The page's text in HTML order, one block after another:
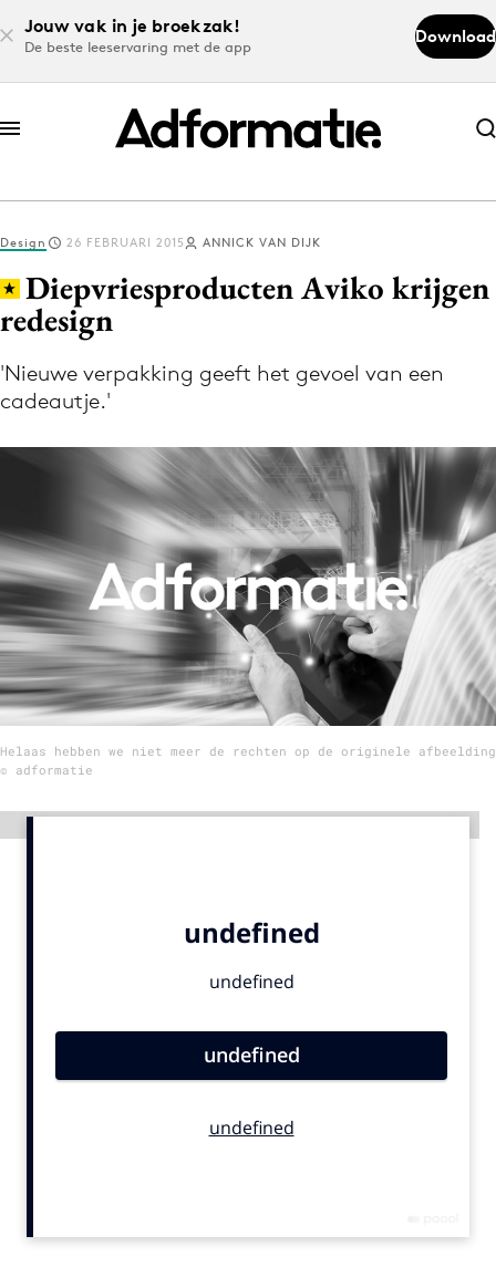
Jouw vak in je broekzak!
De beste leeservaring met de app
Download
Abonneer nu
Abonneer nu
Log in
Volg het laatste nieuws via de Adformatie
Menu
Home
9 sept: GenAI-training
12 nov: MarketingLive!
Adverteren
Events
Carriere
Design
Design 26 FEBRUARI 2015 ANNICK VAN DIJK
Diepvriesproducten Aviko krijgen
redesign
'Nieuwe verpakking geeft het gevoel van een
cadeautje.'
Helaas hebben we niet meer de rechten op de originele afbeelding
© adformatie